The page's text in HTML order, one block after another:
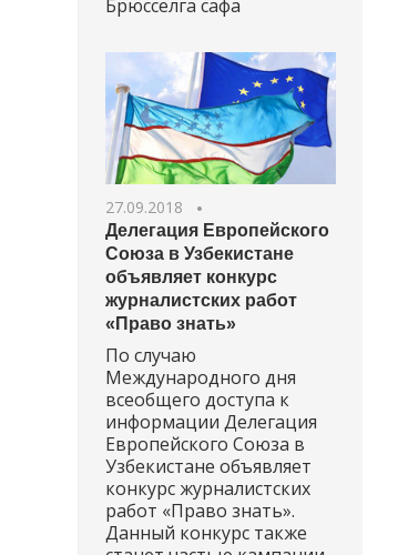
Брюсселга сафа
27.09.2018
Делегация Европейского
Союза в Узбекистане
объявляет конкурс
журналистских работ
«Право знать»
По случаю
Международного дня
всеобщего доступа к
информации Делегация
Европейского Союза в
Узбекистане объявляет
конкурс журналистских
работ «Право знать».
Данный конкурс также